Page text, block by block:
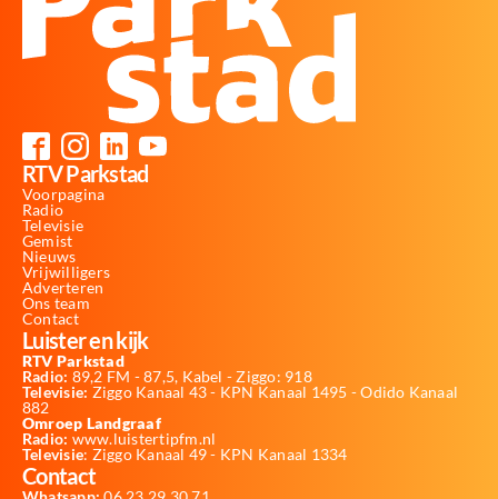
RTV Parkstad
Voorpagina
Radio
Televisie
Gemist
Nieuws
Vrijwilligers
Adverteren
Ons team
Contact
Luister en kijk
RTV Parkstad
Radio: 89,2 FM - 87,5, Kabel - Ziggo: 918
Televisie: Ziggo Kanaal 43 - KPN Kanaal 1495 - Odido Kanaal
882
Omroep Landgraaf
Radio: www.luistertipfm.nl
Televisie: Ziggo Kanaal 49 - KPN Kanaal 1334
Contact